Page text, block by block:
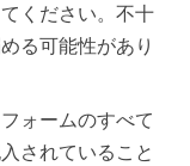
ください。不十
る可能性があり
ォームのすべて
されていること